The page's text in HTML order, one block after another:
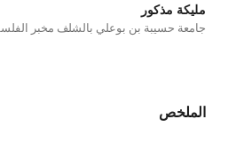
مليكة مذكور
جامعة حسيبة بن بوعلي بالشلف مخبر
الملخص